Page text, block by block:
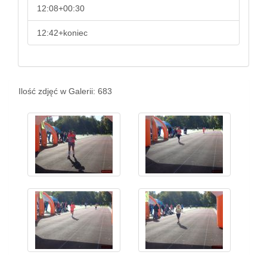
12:08+00:30
12:42+koniec
Ilość zdjęć w Galerii: 683